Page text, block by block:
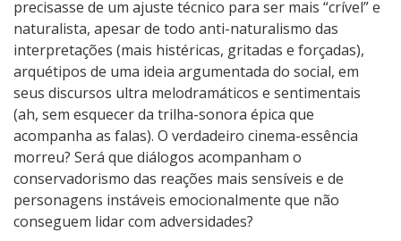
precisasse de um ajuste técnico para ser mais “crível” e
naturalista, apesar de todo anti-naturalismo das
interpretações (mais histéricas, gritadas e forçadas),
arquétipos de uma ideia argumentada do social, em
seus discursos ultra melodramáticos e sentimentais
(ah, sem esquecer da trilha-sonora épica que
acompanha as falas). O verdadeiro cinema-essência
morreu? Será que diálogos acompanham o
conservadorismo das reações mais sensíveis e de
personagens instáveis emocionalmente que não
conseguem lidar com adversidades?